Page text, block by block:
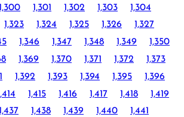
1,301 1,302 1,303
1,304
1,323 1,324 1,325 1,326
1,327
1,346 1,347 1,348 1,349
1,350
1,369 1,370 1,371 1,372
1,373
1,392 1,393 1,394 1,395
1,396
1,415 1,416 1,417 1,418
1,419
1,438 1,439 1,440
1,441